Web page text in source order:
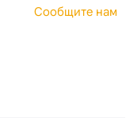
Сообщите нам